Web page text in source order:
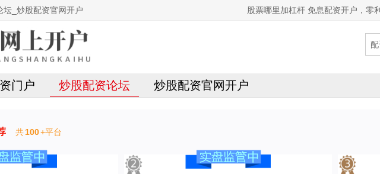
_炒股配资官网开户 股票哪里加杠杆 免息配资开户，零
门户 炒股配资论坛 炒股配资官网开户
共100+平台